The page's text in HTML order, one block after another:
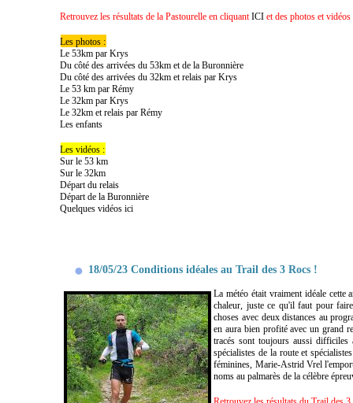
Retrouvez les résultats de la Pastourelle en cliquantICI et des photos et
Les photos :
Le 53km par Krys
Du côté des arrivées du 53km et de la Buronnière
Du côté des arrivées du 32km et relais par Krys
Le 53 km par Rémy
Le 32km par Krys
Le 32km et relais par Rémy
Les enfants
Les vidéos :
Sur le 53 km
Sur le 32km
Départ du relais
Départ de la Buronnière
Quelques vidéos ici
18/05/23 Conditions idéales au Trail des 3 Rocs !
La météo était vraiment idéale cette
chaleur, juste ce qu'il faut pour
choses avec deux distances au
en aura bien profité avec un grand
tracés sont toujours aussi difficiles
spécialistes de la route et
féminines, Marie-Astrid Vrel
noms au palmarès de la célèbre